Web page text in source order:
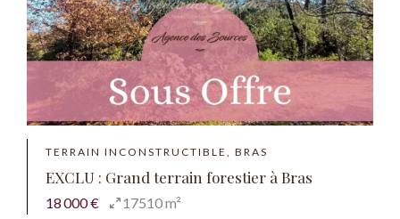
TERRAIN INCONSTRUCTIBLE, BRAS
EXCLU : Grand terrain forestier à Bras
18 000 € 17510 m²